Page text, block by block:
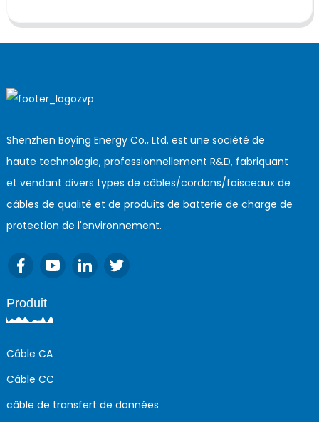
Shenzhen Boying Energy Co., Ltd. est une société de
haute technologie, professionnellement R&D, fabriquant
et vendant divers types de câbles/cordons/faisceaux de
câbles de qualité et de produits de batterie de charge de
protection de l'environnement.
Produit
Câble CA
Câble CC
câble de transfert de données